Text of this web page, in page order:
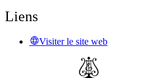
Liens
Visiter le site web